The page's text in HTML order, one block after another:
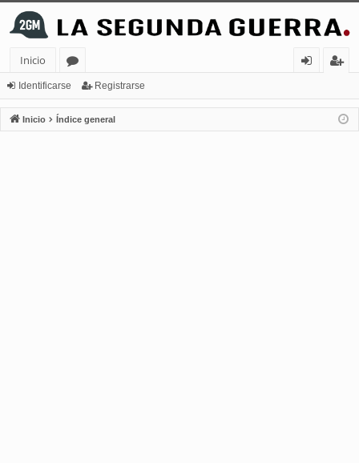
Inicio
or
os
nt
ifi
ist
ra
Identificarse Registrarse
Inicio Índice general